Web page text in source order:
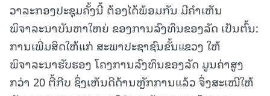
ວາລະກອງປະຊຸມຄັ້ງນີ້ ຕ້ອງໄດ້ພ້ອມກັນ ມີຄໍາເຫັນ
ພິຈາລະນາບັນຫາໃຫຍ່ ຂອງການລົງທຶນຂອງລັດ ເປັນຕົ້ນ:
ການເພີ່ມສິດໃຫ້ແກ່ ສະພາປະຊາຊົນຂັ້ນແຂວງ ໃຫ້
ພິຈາລະນາຮັບຮອງ ໂຄງການລົງທຶນຂອງລັດ ມູນຄ່າສູງ
ກວ່າ 20 ຕື້ກີບ ຊຶ່ງເຫັນດີດ້ານຫຼັກການແລ້ວ ຈຶ່ງສະເໜີໃຫ້